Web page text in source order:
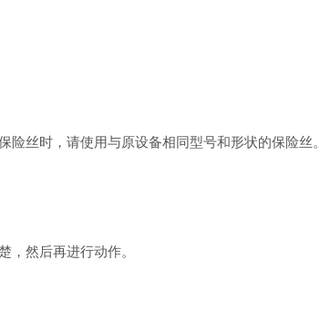
丝时，请使用与原设备相同型号和形状的保险丝。
，然后再进行动作。